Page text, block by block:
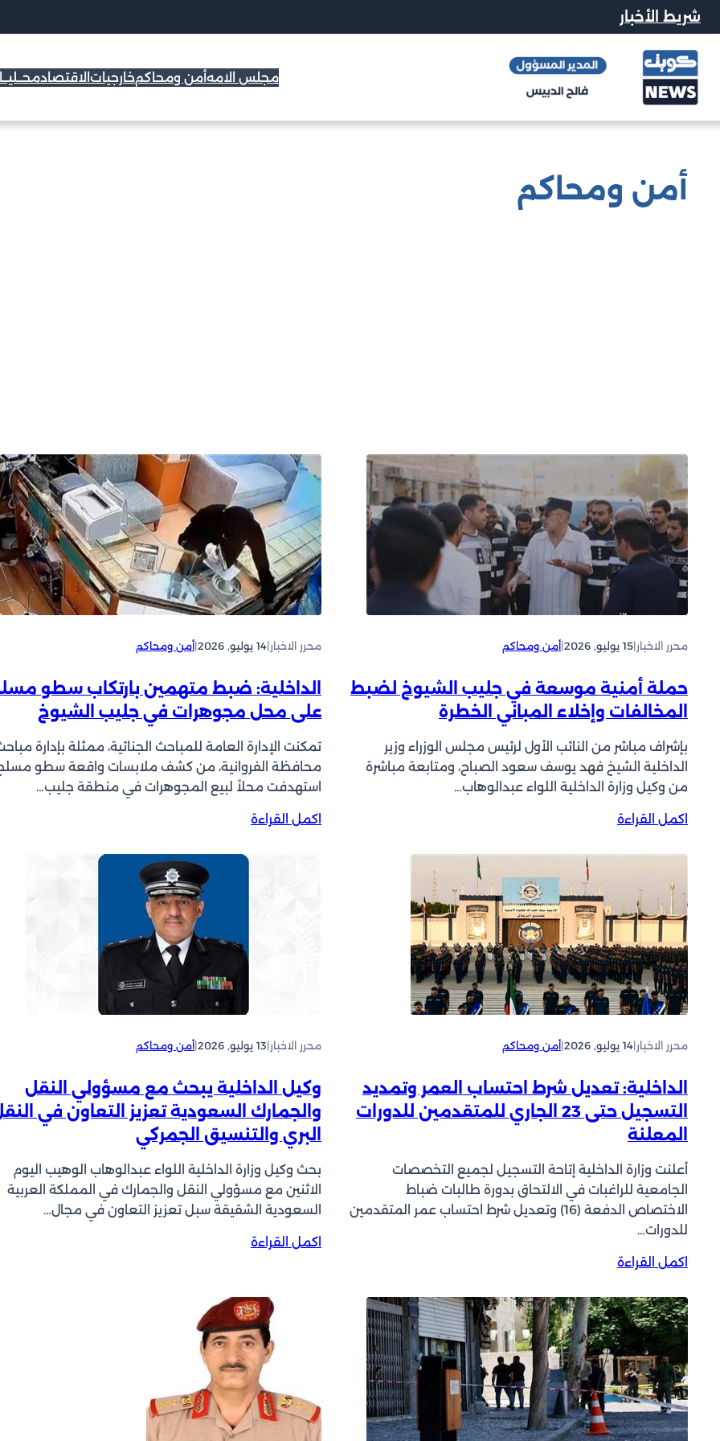
شريط الأخبار
مجلس الامهأمن ومحاكمخارجيات الاقتصاد
أمن ومحاكم
محرر الاخبار|15 يوليو, 2026 |أمن ومحاكم
حملة أمنية موسعة في جليب الشيوخ لضبط
المخالفات وإخلاء المباني الخطرة
بإشراف مباشر من النائب الأول لرئيس مجلس الوزراء وزير
الداخلية الشيخ فهد يوسف سعود الصباح، ومتابعة مباشرة
من وكيل وزارة الداخلية اللواء عبدالوهاب…
اكمل القراءة
:
م
م
ن
ي
ة
م
س
ف
ي
ي
ب
ا
ي
خ
ل
ض
ب
ط
ا
ل
م
محرر الاخبار|14 يوليو, 2026 |أمن ومحاكم
الداخلية: ضبط متهمين بارتكاب سطو
على محل مجوهرات في جليب الشيوخ
تمكنت الإدارة العامة للمباحث الجنائية، ممثلة بإدارة
محافظة الفروانية، من كشف ملابسات واقعة سطو
استهدفت محلاً لبيع المجوهرات في منطقة جليب…
اكمل القراءة
:
ل
ة
ط
ت
ه
م
ي
ا
ر
ك
س
ط
و
م
س
ل
ح
ع
محرر الاخبار|14 يوليو, 2026 |أمن ومحاكم
الداخلية: تعديل شرط احتساب العمر وتمديد
التسجيل حتى 23 الجاري للمتقدمين للدورات
المعلنة
أعلنت وزارة الداخلية إتاحة التسجيل لجميع التخصصات
الجامعية للراغبات في الالتحاق بدورة طالبات ضباط
الاختصاص الدفعة (16) وتعديل شرط احتساب عمر المتقدمين
للدورات…
اكمل القراءة
:
ل
د
ا
خ
ل
ي
ة
:
محرر الاخبار|13 يوليو, 2026 |أمن ومحاكم
وكيل الداخلية يبحث مع مسؤولي النقل
والجمارك السعودية تعزيز التعاون في
البري والتنسيق الجمركي
بحث وكيل وزارة الداخلية اللواء عبدالوهاب الوهيب اليوم
الاثنين مع مسؤولي النقل والجمارك في المملكة العربية
السعودية الشقيقة سبل تعزيز التعاون في مجال…
اكمل القراءة
:
ي
ل
ا
ل
د
ا
خ
ل